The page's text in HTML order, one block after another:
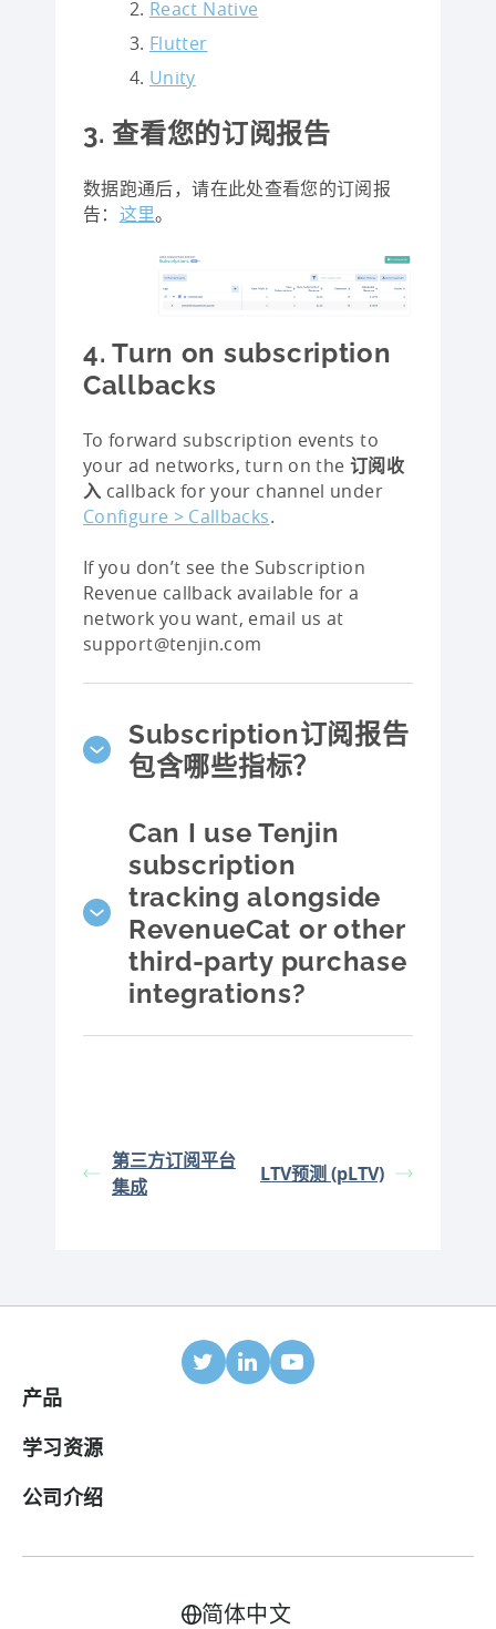
React Native
Flutter
Unity
3. 查看您的订阅报告
数据跑通后，请在此处查看您的订阅报
告： 这里。
4. Turn on subscription
Callbacks
To forward subscription events to
your ad networks, turn on the 订阅收
入 callback for your channel under
Configure > Callbacks.
If you don’t see the Subscription
Revenue callback available for a
network you want, email us at
support@tenjin.com
Subscription订阅报告
包含哪些指标？
Can I use Tenjin
subscription
tracking alongside
RevenueCat or other
third-party purchase
integrations?
第三方订阅平台
集成
LTV预测 (pLTV)
产品
移动归因
合作伙伴
学习资源
博客
公司介绍
简体中文